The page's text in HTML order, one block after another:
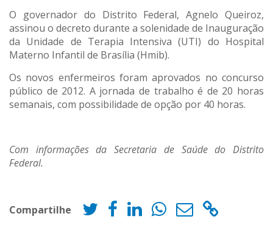
O governador do Distrito Federal, Agnelo Queiroz,
assinou o decreto durante a solenidade de Inauguração
da Unidade de Terapia Intensiva (UTI) do Hospital
Materno Infantil de Brasília (Hmib).
Os novos enfermeiros foram aprovados no concurso
público de 2012. A jornada de trabalho é de 20 horas
semanais, com possibilidade de opção por 40 horas.
Com informações da Secretaria de Saúde do Distrito
Federal.
Compartilhe